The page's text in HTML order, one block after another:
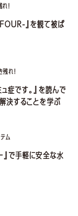
！
』を観て被ば
れ！
症です。』を読んで
決することを学ぶ
ム
』で手軽に安全な水